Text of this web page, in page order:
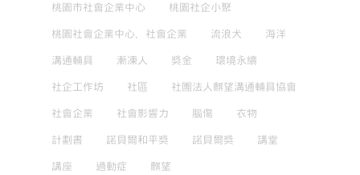
桃園市社會企業中心 桃園社企小聚
桃園社會企業中心，社會企業 流浪犬 海洋
溝通輔具 漸凍人 獎金 環境永續
社企工作坊 社區 社團法人麒望溝通輔具協會
社會企業 社會影響力 腦傷 衣物
計劃書 諾貝爾和平獎 諾貝爾獎 講堂
講座 過動症 麒望